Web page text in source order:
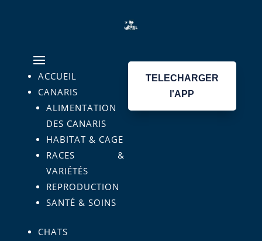
ACCUEIL
CANARIS
ALIMENTATION
DES CANARIS
HABITAT & CAGE
RACES &
VARIÉTÉS
REPRODUCTION
SANTÉ & SOINS
CHATS
TELECHARGER
l'APP